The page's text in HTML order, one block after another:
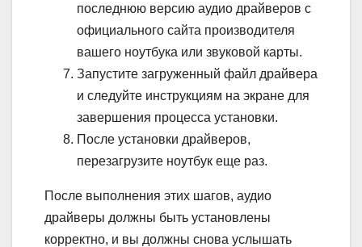
последнюю версию аудио драйверов с
официального сайта производителя
вашего ноутбука или звуковой карты.
Запустите загруженный файл драйвера
и следуйте инструкциям на экране для
завершения процесса установки.
После установки драйверов,
перезагрузите ноутбук еще раз.
После выполнения этих шагов, аудио
драйверы должны быть установлены
корректно, и вы должны снова услышать